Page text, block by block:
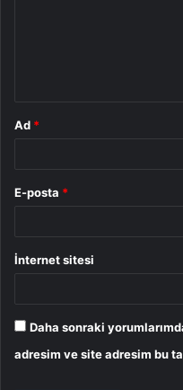
Ad *
E-posta *
İnternet sitesi
Daha sonraki
adresim ve site adresim bu